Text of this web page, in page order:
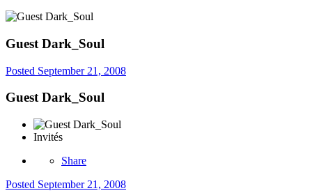
Guest Dark_Soul
Posted September 21, 2008
Guest Dark_Soul
Invités
Share
Posted September 21, 2008